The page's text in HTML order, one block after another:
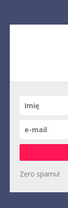
Zero spamu!